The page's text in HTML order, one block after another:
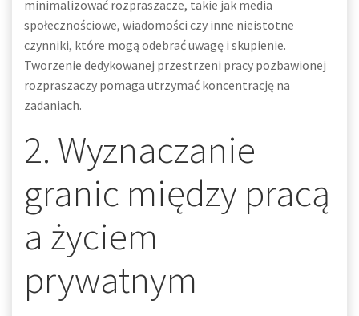
minimalizować rozpraszacze, takie jak media
społecznościowe, wiadomości czy inne nieistotne
czynniki, które mogą odebrać uwagę i skupienie.
Tworzenie dedykowanej przestrzeni pracy pozbawionej
rozpraszaczy pomaga utrzymać koncentrację na
zadaniach.
2. Wyznaczanie
granic między pracą
a życiem
prywatnym